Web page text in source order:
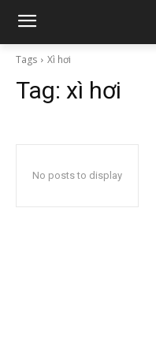
Tags Xì hơi
Tag: xì hơi
No posts to display